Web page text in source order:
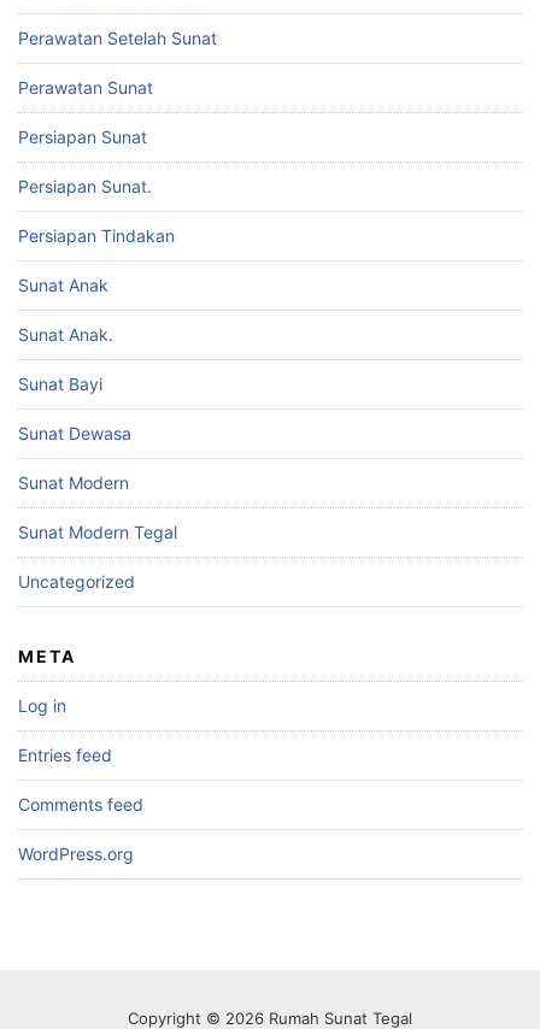
Perawatan Setelah Sunat
Perawatan Sunat
Persiapan Sunat
Persiapan Sunat.
Persiapan Tindakan
Sunat Anak
Sunat Anak.
Sunat Bayi
Sunat Dewasa
Sunat Modern
Sunat Modern Tegal
Uncategorized
META
Log in
Entries feed
Comments feed
WordPress.org
Copyright © 2026 Rumah Sunat Tegal